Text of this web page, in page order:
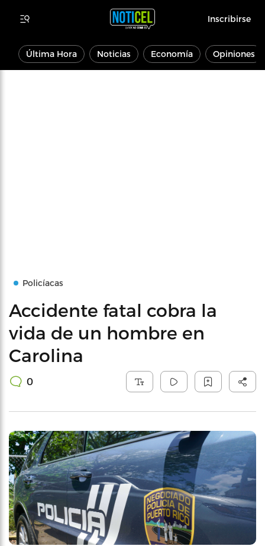
Inscribirse
Última Hora Noticias Economía Opiniones
Policíacas
Accidente fatal cobra la
vida de un hombre en
Carolina
0